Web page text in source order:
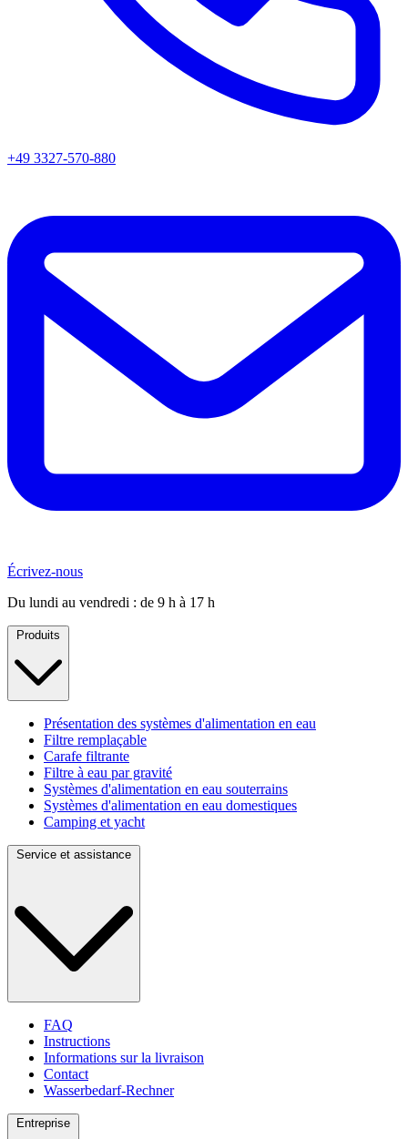
+49 3327-570-880
Écrivez-nous
Du lundi au vendredi : de 9 h à 17 h
Produits
Présentation des systèmes d'alimentation en eau
Filtre remplaçable
Carafe filtrante
Filtre à eau par gravité
Systèmes d'alimentation en eau souterrains
Systèmes d'alimentation en eau domestiques
Camping et yacht
Service et assistance
FAQ
Instructions
Informations sur la livraison
Contact
Wasserbedarf-Rechner
Entreprise